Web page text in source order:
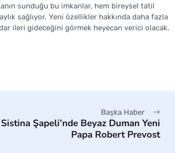
sunduğu bu imkanlar, hem bireysel tatil
sağlıyor. Yeni özellikler hakkında daha fazla
ileri gideceğini görmek heyecan verici olacak.
Başka Haber
Sistina Şapeli’nde Beyaz Duman Yeni
Papa Robert Prevost